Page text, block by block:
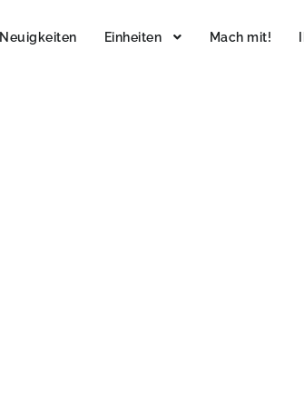
Neuigkeiten Einheiten Mach mit!